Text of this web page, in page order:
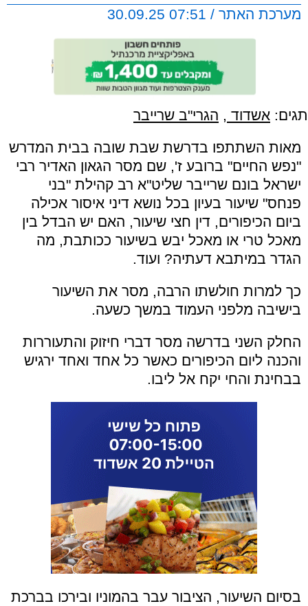
מערכת האתר / 07:51 30.09.25
תגים: אשדוד , הגרי"ב שרייבר
מאות השתתפו בדרשת שבת שובה בבית המדרש
"נפש החיים" ברובע ז', שם מסר הגאון האדיר רבי
ישראל בונם שרייבר שליט"א רב קהילת "בני
פנחס" שיעור בעיון בכל נושא דיני איסור אכילה
ביום הכיפורים, דין חצי שיעור, האם יש הבדל בין
מאכל טרי או מאכל יבש בשיעור ככותבת, מה
הגדר במיתבא דעתיה? ועוד.
כך למרות חולשתו הרבה, מסר את השיעור
בישיבה מלפני העמוד במשך כשעה.
החלק השני בדרשה מסר דברי חיזוק והתעוררות
והכנה ליום הכיפורים כאשר כל אחד ואחד ירגיש
בבחינת והחי יקח אל ליבו.
בסיום השיעור, הציבור עבר בהמוניו ובירכו בברכת